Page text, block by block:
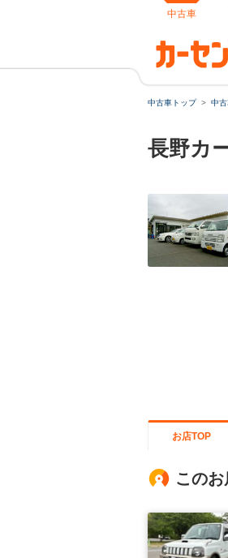
中古車
中古車トップ 中
長野カ
お店TOP
この